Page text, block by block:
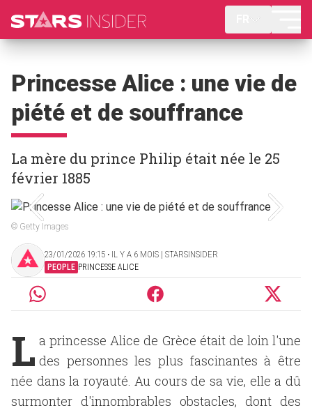
Princesse Alice : une vie de
piété et de souffrance
La mère du prince Philip était née le 25
février 1885
© Getty Images
23/01/2026 19:15 ‧ IL Y A 6 MOIS | STARSINSIDER
PEOPLE PRINCESSE ALICE
L a princesse Alice de Grèce était de loin l'une
des personnes les plus fascinantes à être
née dans la royauté. Au cours de sa vie, elle a dû
surmonter d'innombrables obstacles, dont des